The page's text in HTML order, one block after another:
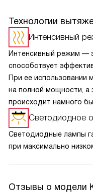
Технологии
Интенсивный
Интенсивный режим —
способствует
При ее использовании
на полной мощности, а
происходит намного
спустя несколько
дыма, жира, пара или
продуктов.
Светодиодное
Светодиодные лампы
при максимально
Отзывы о модели